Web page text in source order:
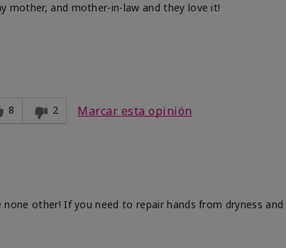
mother, and mother-in-law and they love it!
8 2 Marcar esta opinión
other! If you need to repair hands from dryness and